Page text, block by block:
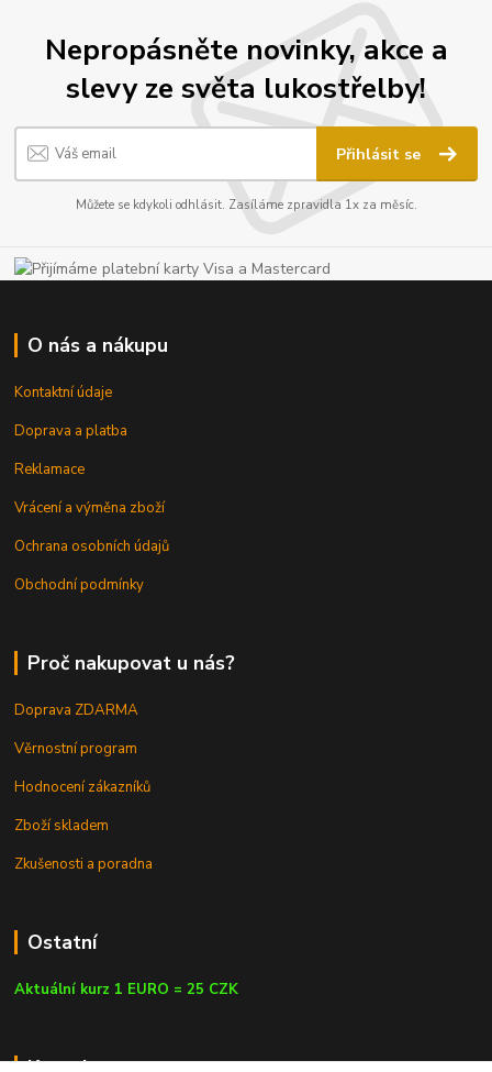
Nepropásněte novinky, akce a
slevy ze světa lukostřelby!
Přihlásit se
Můžete se kdykoli odhlásit. Zasíláme zpravidla 1x za měsíc.
O nás a nákupu
Kontaktní údaje
Doprava a platba
Reklamace
Vrácení a výměna zboží
Ochrana osobních údajů
Obchodní podmínky
Proč nakupovat u nás?
Doprava ZDARMA
Věrnostní program
Hodnocení zákazníků
Zboží skladem
Zkušenosti a poradna
Ostatní
Aktuální kurz 1 EURO = 25 CZK